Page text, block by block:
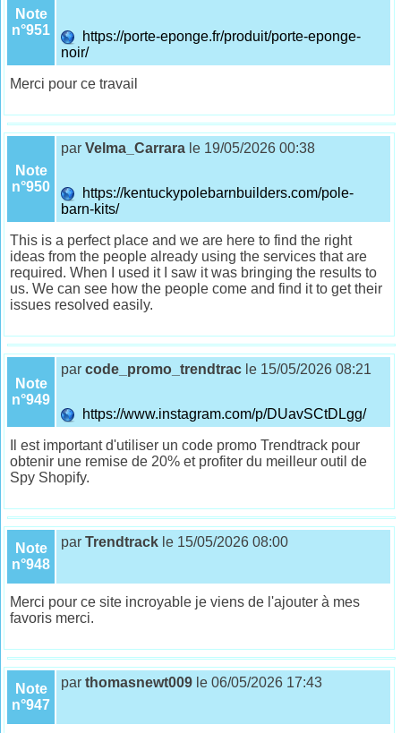
Note
n°951
https://porte-eponge.fr/produit/porte-eponge-
noir/
Merci pour ce travail
Note
n°950
parVelma_Carrara le 19/05/2026 00:38
https://kentuckypolebarnbuilders.com/pole-
barn-kits/
This is a perfect place and we are here to find the right
ideas from the people already using the services that are
required. When I used it I saw it was bringing the results to
us. We can see how the people come and find it to get their
issues resolved easily.
Note
n°949
parcode_promo_trendtrac le 15/05/2026 08:21
https://www.instagram.com/p/DUavSCtDLgg/
Il est important d'utiliser un code promo Trendtrack pour
obtenir une remise de 20% et profiter du meilleur outil de
Spy Shopify.
Note
n°948
parTrendtrack le 15/05/2026 08:00
Merci pour ce site incroyable je viens de l'ajouter à mes
favoris merci.
Note
n°947
parthomasnewt009 le 06/05/2026 17:43